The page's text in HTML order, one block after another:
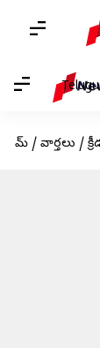
Telugu
హోమ్ / వార్తలు /